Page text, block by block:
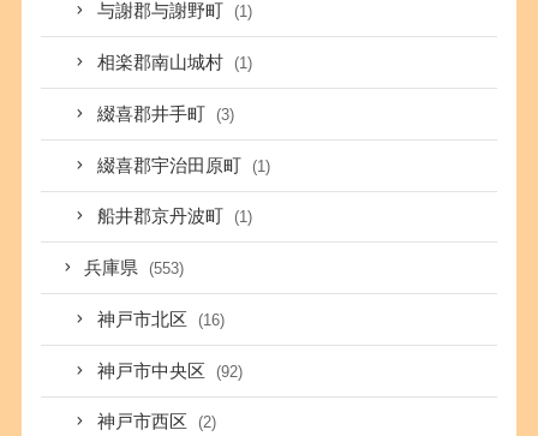
与謝郡与謝野町 (1)
相楽郡南山城村 (1)
綴喜郡井手町 (3)
綴喜郡宇治田原町 (1)
船井郡京丹波町 (1)
兵庫県 (553)
神戸市北区 (16)
神戸市中央区 (92)
神戸市西区 (2)